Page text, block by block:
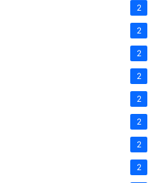
2
2
2
2
2
2
2
2